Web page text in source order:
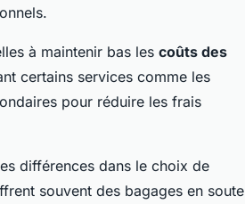
à maintenir bas les coûts des
certains services comme les
pour réduire les frais
différences dans le choix de
souvent des bagages en soute